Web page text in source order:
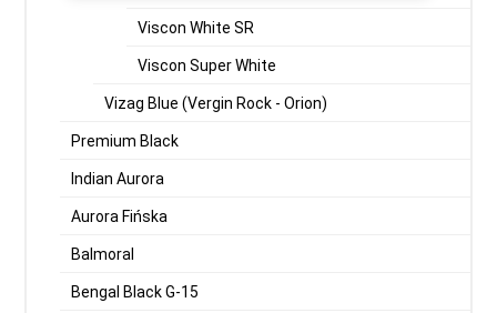
Viscon White SR
Viscon Super White
Vizag Blue (Vergin Rock - Orion)
Premium Black
Indian Aurora
Aurora Fińska
Balmoral
Bengal Black G-15